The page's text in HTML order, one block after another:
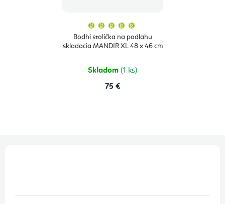
Bodhi stolička na podlahu
skladacia MANDIR XL 48 x 46 cm
produktu
je
5,0
Skladom (1 ks)
75 €